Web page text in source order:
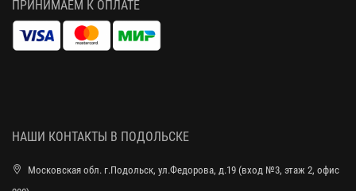
ПРИНИМАЕМ К ОПЛАТЕ
НАШИ КОНТАКТЫ В ПОДОЛЬСКЕ
Московская обл. г.Подольск, ул.Федорова, д.19 (вход №3, этаж 2, офис